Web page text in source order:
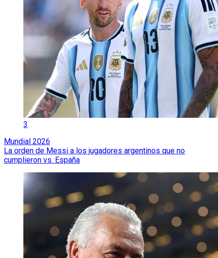
3
Mundial 2026
La orden de Messi a los jugadores argentinos que no
cumplieron vs. España